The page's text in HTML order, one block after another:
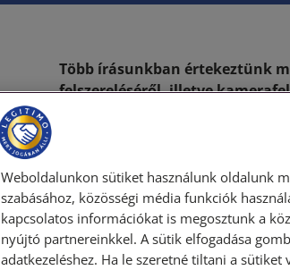
Több írásunkban értekeztünk
felszereléséről, illetve
követelményeket tartalmaznak.
Az
Weboldalunkon sütiket használunk oldalunk
szabásához, közösségi média funkciók
kapcsolatos információkat is megosztunk a
nyújtó partnereinkkel. A sütik elfogadása
adatkezeléshez. Ha le szeretné tiltani a